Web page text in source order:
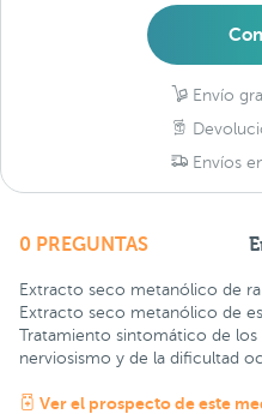
Envío
Envíos
0 PREGUNTAS
Extracto seco metanólico de
Extracto seco metanólico de
Tratamiento sintomático de los
nerviosismo y de la dificultad
Ver el prospecto de este